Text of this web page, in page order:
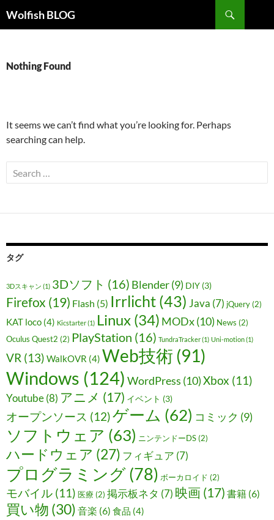
toWolfish BLOG
Nothing Found
It seems we can’t find what you’re looking for. Perhaps
searching can help.
Search
for:
タグ
3Dスキャン (1) 3Dソフト (16) Blender(9) DIY (3)
Firefox (19) Flash (5) Irrlicht (43) Java (7) jQuery (2)
KAT loco (4) Kicstarter(1) Linux (34) MODx(10) News (2)
Oculus Quest2 (2) PlayStation (16) TundraTracker(1) Uni-motion(1)
VR (13) WalkOVR (4) Web技術 (91)
Windows (124) WordPress (10)Xbox (11)
Youtube(8) アニメ (17) イベント (3)
オープンソース (12)ゲーム (62) コミック (9)
ソフトウェア (63) ニンテンドーDS (2)
ハードウェア (27) フィギュア (7)
プログラミング(78) ボーカロイド (2)
モバイル (11) 医療 (2) 掲示板ネタ (7) 映画 (17) 書籍 (6)
買い物 (30) 音楽 (6) 食品 (4)